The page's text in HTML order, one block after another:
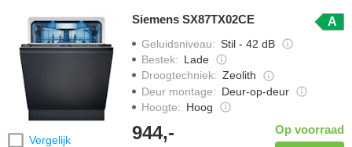
Vergelijk
Siemens SX87TX02CE A
Geluidsniveau: Stil - 42 dB
Bestek: Lade
Droogtechniek: Zeolith
Deur montage: Deur-op-deur
Hoogte: Hoog
944,- Op voorraad